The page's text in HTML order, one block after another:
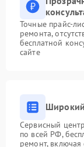
Точные прайс-
ремонта,
бесплатной
сайте
Широкий
Сервисный
по всей РФ,
ремонт,